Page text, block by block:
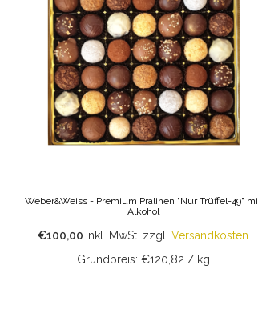
Weber&Weiss - Premium Pralinen "Nur Trüffel-49"
Alkohol
€100,00 Inkl. MwSt. zzgl. Versandkosten
Grundpreis: €120,82 / kg